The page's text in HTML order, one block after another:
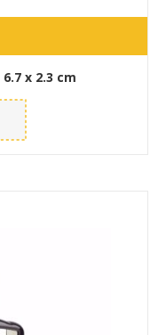
6.7 x 2.3 cm